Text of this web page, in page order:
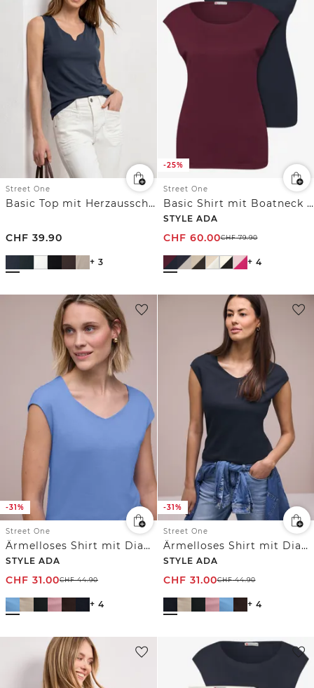
Street One
Basic Top mit Herzausschnitt
CHF 39.90
+ 3
-25%
Street One
Basic Shirt mit Boatneck im 2er-Pack
STYLE ADA
CHF 60.00CHF79.90
+ 4
-31%
Street One
Ärmelloses Shirt mit Diamantausschnitt
STYLE ADA
CHF 31.00CHF44.90
+ 4
-31%
Street One
Ärmelloses Shirt mit Diamantausschnitt
STYLE ADA
CHF 31.00CHF44.90
+ 4